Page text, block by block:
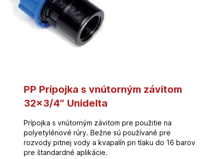
PP Prípojka s vnútorným závitom
32×3/4″ Unidelta
Prípojka s vnútorným závitom pre použitie na
polyetylénové rúry. Bežne sú používané pre
rozvody pitnej vody a kvapalín pri tlaku do 16 barov
pre štandardné aplikácie.